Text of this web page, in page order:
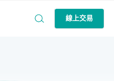
線上交易